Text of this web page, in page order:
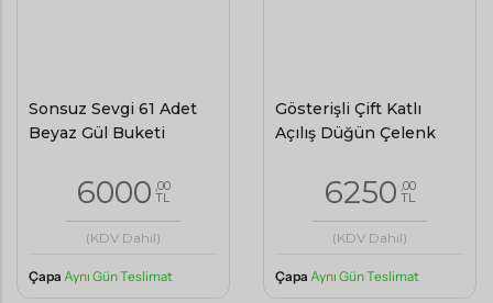
Sonsuz Sevgi 61 Adet
Beyaz Gül Buketi
6000 ,00
TL
(KDV Dahil)
Çapa Aynı Gün Teslimat
Gösterişli Çift Katlı
Açılış Düğün Çelenk
6250 ,00
TL
(KDV Dahil)
Çapa Aynı Gün Teslimat